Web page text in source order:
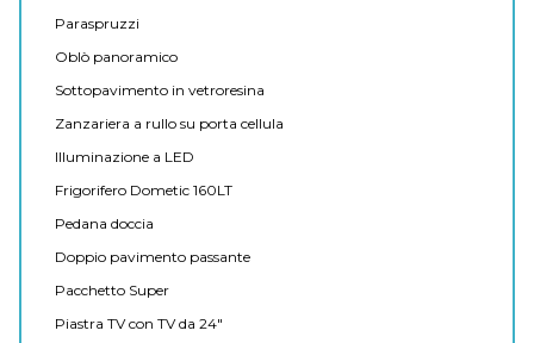
Paraspruzzi
Oblò panoramico
Sottopavimento in vetroresina
Zanzariera a rullo su porta cellula
Illuminazione a LED
Frigorifero Dometic 160LT
Pedana doccia
Doppio pavimento passante
Pacchetto Super
Piastra TV con TV da 24"